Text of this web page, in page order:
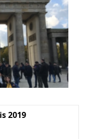
2019